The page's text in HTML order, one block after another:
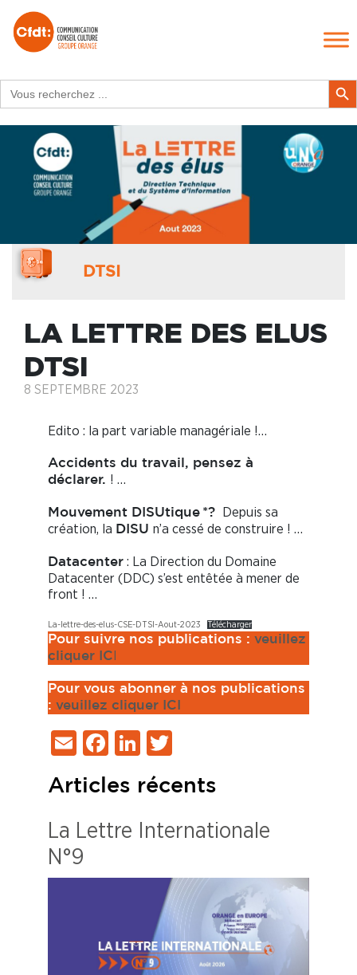
for:
Search
DTSI
LA LETTRE DES ELUS
DTSI
8 SEPTEMBRE 2023
Edito : la part variable managériale !…
Accidents du travail, pensez à
déclarer. ! …
Mouvement DISUtique *?
Depuis sa
création, la DISU n’a cessé de construire ! …
Datacenter : La Direction du Domaine
Datacenter (DDC) s’est entêtée à mener de
front ! …
La-lettre-des-elus-CSE-DTSI-Aout-2023 Télécharger
Pour suivre nos publications : veuillez
cliquer IC
Pour vous abonner à nos publications
: veuillez cliquer ICI
EmailFacebook
LinkedIn
Articles récents
La Lettre Internationale
N°9